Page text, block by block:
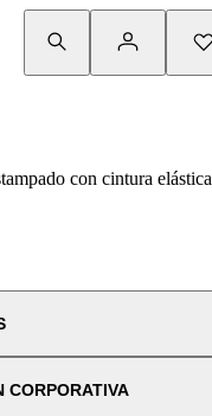
con cintura elástica
CORPORATIVA